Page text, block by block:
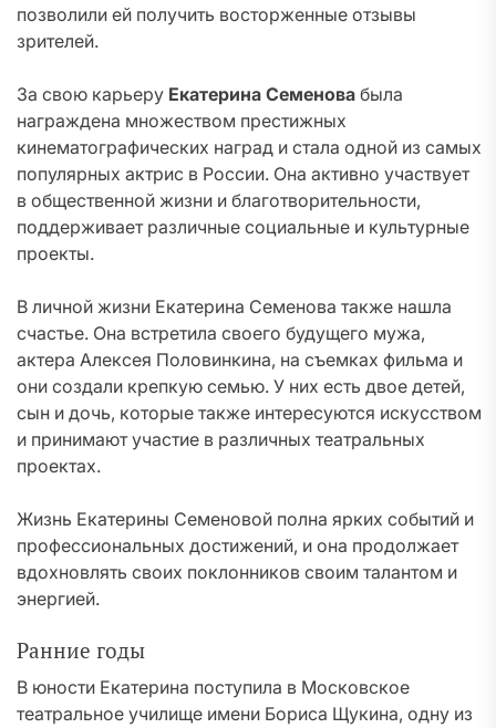
позволили ей получить восторженные отзывы
зрителей.
За свою карьеру Екатерина Семенова была
награждена множеством престижных
кинематографических наград и стала одной из самых
популярных актрис в России. Она активно участвует
в общественной жизни и благотворительности,
поддерживает различные социальные и культурные
проекты.
В личной жизни Екатерина Семенова также нашла
счастье. Она встретила своего будущего мужа,
актера Алексея Половинкина, на съемках фильма и
они создали крепкую семью. У них есть двое детей,
сын и дочь, которые также интересуются искусством
и принимают участие в различных театральных
проектах.
Жизнь Екатерины Семеновой полна ярких событий и
профессиональных достижений, и она продолжает
вдохновлять своих поклонников своим талантом и
энергией.
Ранние годы
В юности Екатерина поступила в Московское
театральное училище имени Бориса Щукина, одну из